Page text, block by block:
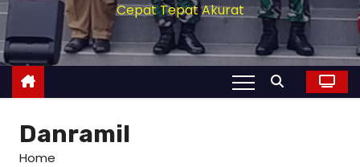
Cepat Tepat Akurat
Danramil
Home